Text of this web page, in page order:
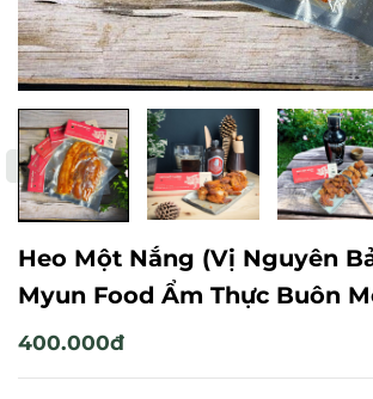
Heo Một Nắng (Vị Nguyên
Myun Food Ẩm Thực Buôn
400.000đ